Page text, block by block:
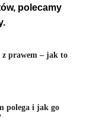
polecamy
z prawem – jak to
polega i jak go